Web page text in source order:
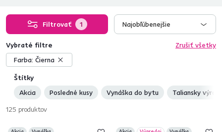
Filtrovať 1 Najobľúbenejšie
Štítky
Akcia
Posledné kusy Vynáška do bytu Taliansky
Vybraté filtre
Zrušiť všetky
Farba: Čierna
125 produktov